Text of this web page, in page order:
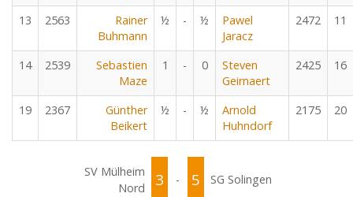
13 2563
Rainer
Buhmann
½ - ½
Pawel
Jaracz
2472 11
14 2539
Sebastien
Maze
1 - 0
Steven
Geirnaert
2425 16
19 2367
Günther
Beikert
½ - ½
Arnold
Huhndorf
2175 20
SV Mülheim
Nord
3 - 5 SG Solingen